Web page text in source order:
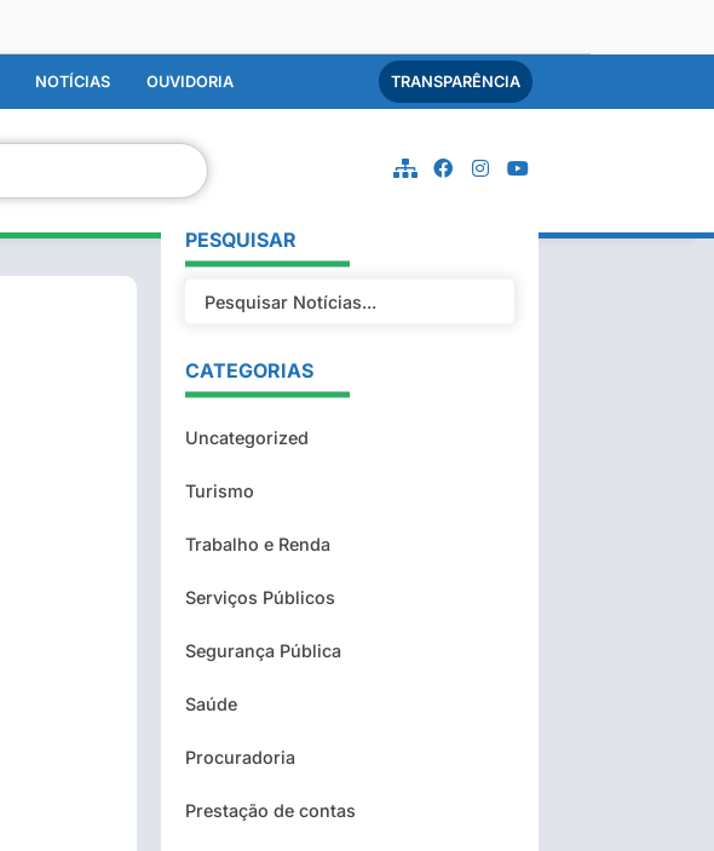
NOTÍCIAS OUVIDORIA TRANSPARÊNCIA
PESQUISAR
CATEGORIAS
Uncategorized
Turismo
Trabalho e Renda
Serviços Públicos
Segurança Pública
Saúde
Procuradoria
Prestação de contas